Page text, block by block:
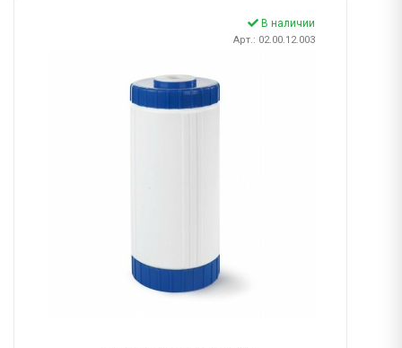
В наличии
Арт.: 02.00.12.003